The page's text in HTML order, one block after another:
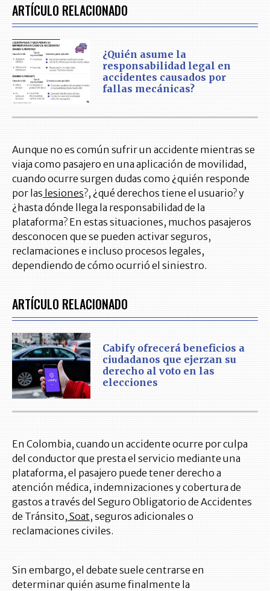
ARTÍCULO RELACIONADO
¿Quién asume la
responsabilidad legal en
accidentes causados por
fallas mecánicas?
Aunque no es común sufrir un accidente mientras se
viaja como pasajero en una aplicación de movilidad,
cuando ocurre surgen dudas como ¿quién responde
por las lesiones?, ¿qué derechos tiene el usuario? y
¿hasta dónde llega la responsabilidad de la
plataforma? En estas situaciones, muchos pasajeros
desconocen que se pueden activar seguros,
reclamaciones e incluso procesos legales,
dependiendo de cómo ocurrió el siniestro.
ARTÍCULO RELACIONADO
Cabify ofrecerá beneficios a
ciudadanos que ejerzan su
derecho al voto en las
elecciones
En Colombia, cuando un accidente ocurre por culpa
del conductor que presta el servicio mediante una
plataforma, el pasajero puede tener derecho a
atención médica, indemnizaciones y cobertura de
gastos a través del Seguro Obligatorio de Accidentes
de Tránsito, Soat, seguros adicionales o
reclamaciones civiles.
Sin embargo, el debate suele centrarse en
determinar quién asume finalmente la